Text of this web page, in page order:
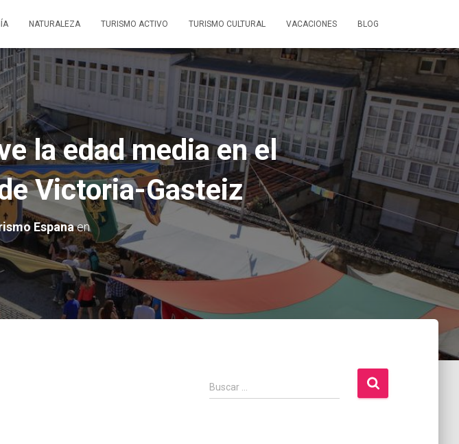
NATURALEZA TURISMO ACTIVO TURISMO CULTURAL VACACIONES BLOG
la edad media en el
Victoria-Gasteiz
Espanaen
B
u
Buscar …